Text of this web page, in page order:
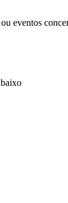
eventos